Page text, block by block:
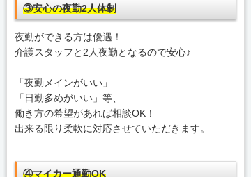
③安心の夜勤2人体制
夜勤ができる方は優遇！
介護スタッフと2人夜勤となるので安心♪
「夜勤メインがいい」
「日勤多めがいい」等、
働き方の希望があれば相談OK！
出来る限り柔軟に対応させていただきます。
④マイカー通勤OK